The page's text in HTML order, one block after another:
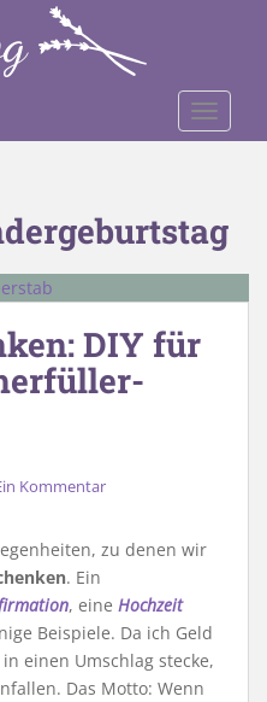
DIY für
Kommentar
zu denen wir
. Ein
, eine Hochzeit
Beispiele. Da ich Geld
einen Umschlag stecke,
Das Motto: Wenn